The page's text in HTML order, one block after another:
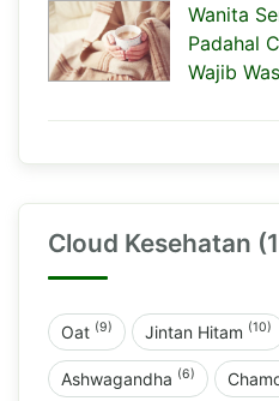
Wanita
Padahal
Wajib
Cloud Kesehatan
Oat (9) Jintan Hitam (10)
Ashwagandha (6)